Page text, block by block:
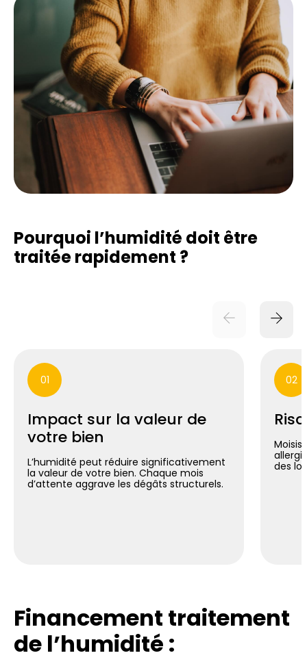
Pourquoi l’humidité doit être
traitée rapidement ?
01
Impact sur la valeur de
votre bien
L’humidité peut réduire significativement
la valeur de votre bien. Chaque mois
d’attente aggrave les dégâts structurels.
02
des
Financement traitement
de l’humidité :